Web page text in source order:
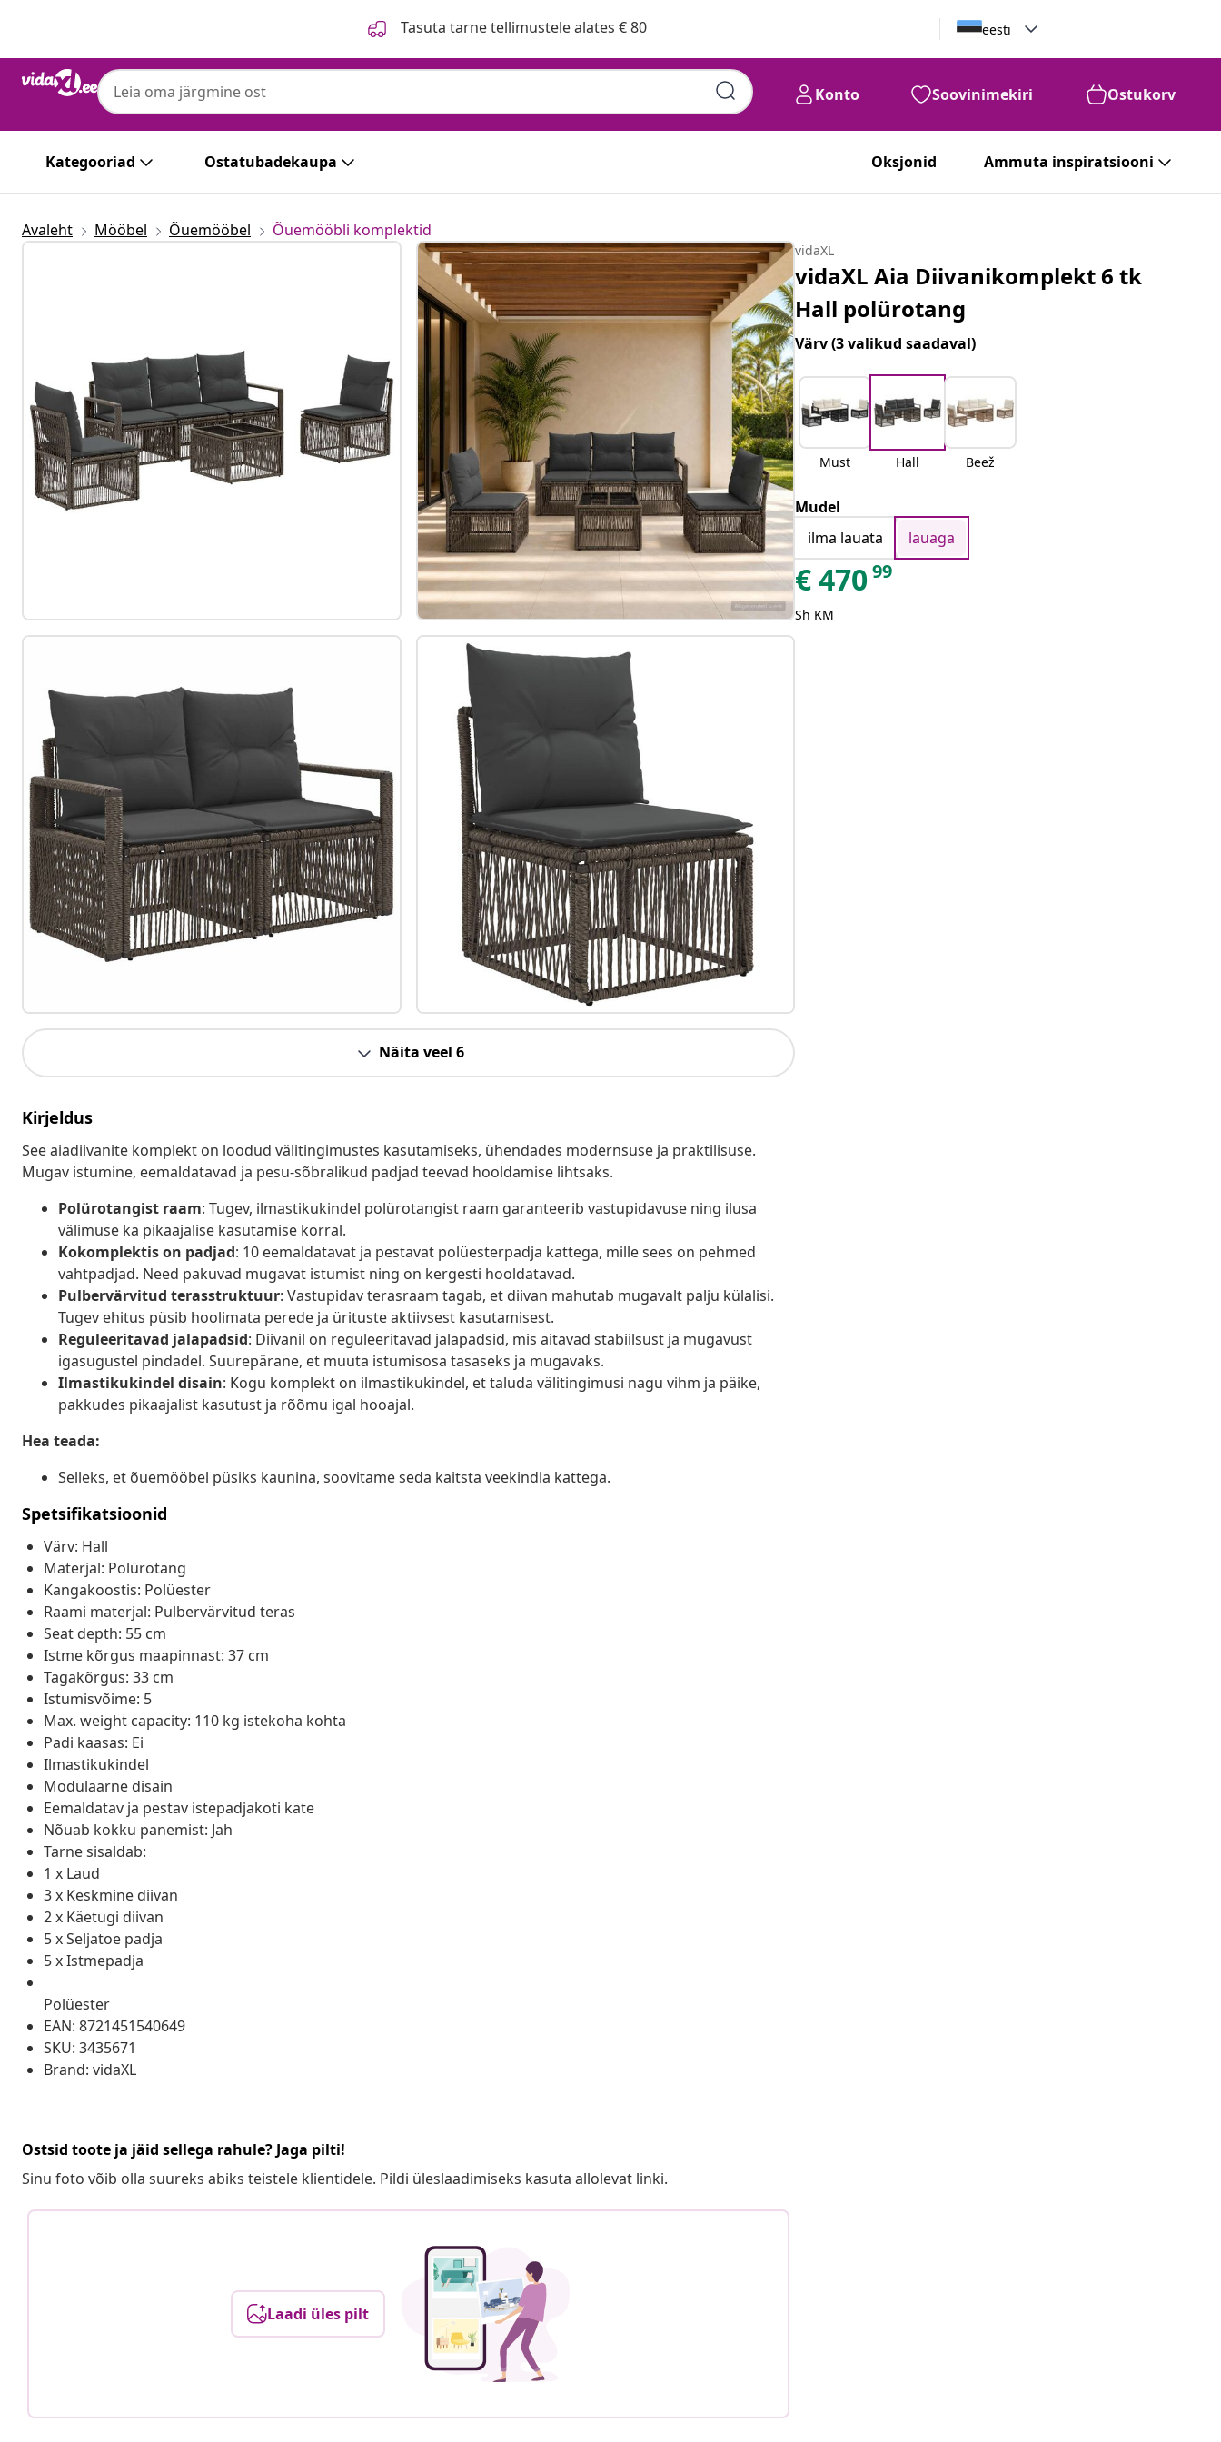
Tasuta tarne tellimustele alates € 80 eesti
Konto Soovinimekiri Ostukorv
Kategooriad Ostatubadekaupa Oksjonid Ammuta inspiratsiooni
Avaleht Mööbel Õuemööbel Õuemööbli komplektid
Näita veel 6
Kirjeldus
See aiadiivanite komplekt on loodud välitingimustes kasutamiseks, ühendades modernsuse ja praktilisuse.
Mugav istumine, eemaldatavad ja pesu-sõbralikud padjad teevad hooldamise lihtsaks.
Polürotangist raam: Tugev, ilmastikukindel polürotangist raam garanteerib vastupidavuse ning ilusa
välimuse ka pikaajalise kasutamise korral.
Kokomplektis on padjad: 10 eemaldatavat ja pestavat polüesterpadja kattega, mille sees on pehmed
vahtpadjad. Need pakuvad mugavat istumist ning on kergesti hooldatavad.
Pulbervärvitud terasstruktuur: Vastupidav terasraam tagab, et diivan mahutab mugavalt palju külalisi.
Tugev ehitus püsib hoolimata perede ja ürituste aktiivsest kasutamisest.
Reguleeritavad jalapadsid: Diivanil on reguleeritavad jalapadsid, mis aitavad stabiilsust ja mugavust
igasugustel pindadel. Suurepärane, et muuta istumisosa tasaseks ja mugavaks.
Ilmastikukindel disain: Kogu komplekt on ilmastikukindel, et taluda välitingimusi nagu vihm ja päike,
pakkudes pikaajalist kasutust ja rõõmu igal hooajal.
Hea teada:
Selleks, et õuemööbel püsiks kaunina, soovitame seda kaitsta veekindla kattega.
Spetsifikatsioonid
Värv: Hall
Materjal: Polürotang
Kangakoostis: Polüester
Raami materjal: Pulbervärvitud teras
Seat depth: 55 cm
Istme kõrgus maapinnast: 37 cm
Tagakõrgus: 33 cm
Istumisvõime: 5
Max. weight capacity: 110 kg istekoha kohta
Padi kaasas: Ei
Ilmastikukindel
Modulaarne disain
Eemaldatav ja pestav istepadjakoti kate
Nõuab kokku panemist: Jah
Tarne sisaldab:
1 x Laud
3 x Keskmine diivan
2 x Käetugi diivan
5 x Seljatoe padja
5 x Istmepadja
Polüester
EAN: 8721451540649
SKU: 3435671
Brand: vidaXL
Ostsid toote ja jäid sellega rahule? Jaga pilti!
Sinu foto võib olla suureks abiks teistele klientidele. Pildi üleslaadimiseks kasuta allolevat linki.
Laadi üles pilt
vidaXL
vidaXL Aia Diivanikomplekt 6 tk
Hall polürotang
Värv(3 valikud saadaval)
Must Hall Beež
Mudel
ilma lauata
lauaga
€47099
Sh KM